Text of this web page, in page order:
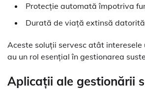
Protecție automată împotriva
Durată de viață extinsă
Aceste soluții servesc atât
au un rol esențial în gestionarea
Aplicații ale gestionării